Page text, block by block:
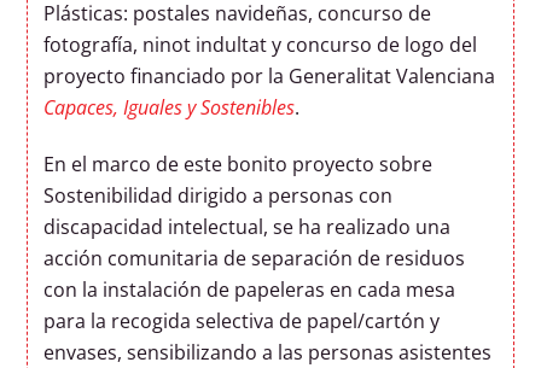
Plásticas: postales navideñas, concurso de
fotografía, ninot indultat y concurso de logo del
proyecto financiado por la Generalitat Valenciana
Capaces, Iguales y Sostenibles.
En el marco de este bonito proyecto sobre
Sostenibilidad dirigido a personas con
discapacidad intelectual, se ha realizado una
acción comunitaria de separación de residuos
con la instalación de papeleras en cada mesa
para la recogida selectiva de papel/cartón y
envases, sensibilizando a las personas asistentes